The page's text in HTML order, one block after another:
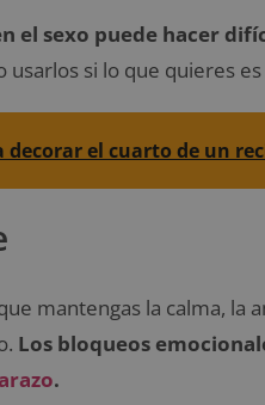
el sexo puede hacer
usarlos si lo que quieres
decorar el cuarto de un
mantengas la calma, la
Los bloqueos
.